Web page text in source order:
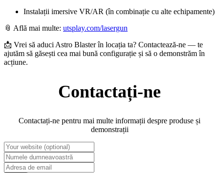
Instalații imersive VR/AR (în combinație cu alte echipamente)
📎 Află mai multe: utsplay.com/lasergun
📩 Vrei să aduci Astro Blaster în locația ta? Contactează-ne — te
ajutăm să găsești cea mai bună configurație și să o demonstrăm în
acțiune.
Contactați-ne
Contactați-ne pentru mai multe informații despre produse și
demonstrații